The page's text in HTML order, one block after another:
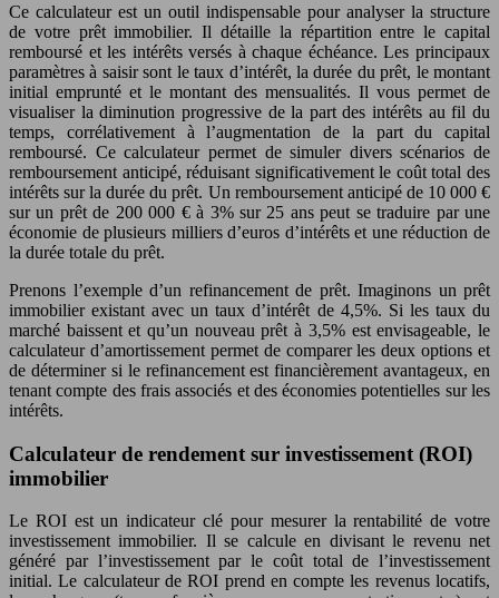
Ce calculateur est un outil indispensable pour analyser la structure
de votre prêt immobilier. Il détaille la répartition entre le capital
remboursé et les intérêts versés à chaque échéance. Les principaux
paramètres à saisir sont le taux d’intérêt, la durée du prêt, le montant
initial emprunté et le montant des mensualités. Il vous permet de
visualiser la diminution progressive de la part des intérêts au fil du
temps, corrélativement à l’augmentation de la part du capital
remboursé. Ce calculateur permet de simuler divers scénarios de
remboursement anticipé, réduisant significativement le coût total des
intérêts sur la durée du prêt. Un remboursement anticipé de 10 000 €
sur un prêt de 200 000 € à 3% sur 25 ans peut se traduire par une
économie de plusieurs milliers d’euros d’intérêts et une réduction de
la durée totale du prêt.
Prenons l’exemple d’un refinancement de prêt. Imaginons un prêt
immobilier existant avec un taux d’intérêt de 4,5%. Si les taux du
marché baissent et qu’un nouveau prêt à 3,5% est envisageable, le
calculateur d’amortissement permet de comparer les deux options et
de déterminer si le refinancement est financièrement avantageux, en
tenant compte des frais associés et des économies potentielles sur les
intérêts.
Calculateur de rendement sur investissement (ROI)
immobilier
Le ROI est un indicateur clé pour mesurer la rentabilité de votre
investissement immobilier. Il se calcule en divisant le revenu net
généré par l’investissement par le coût total de l’investissement
initial. Le calculateur de ROI prend en compte les revenus locatifs,